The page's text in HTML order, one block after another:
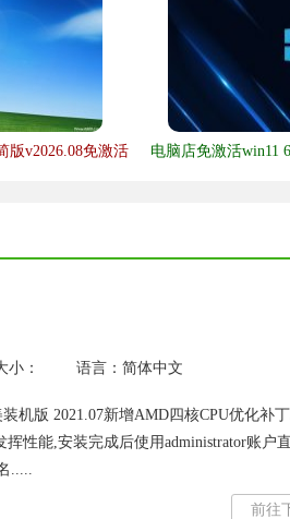
版v2026.08免激活 电脑店免激活win11
小： 语言：简体中文
机版 2021.07新增AMD四核CPU优化补
性能,安装完成后使用administrator账户
.....
前往